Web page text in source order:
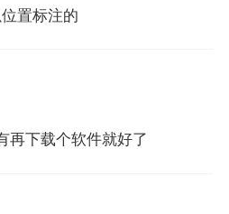
置标注的
再下载个软件就好了